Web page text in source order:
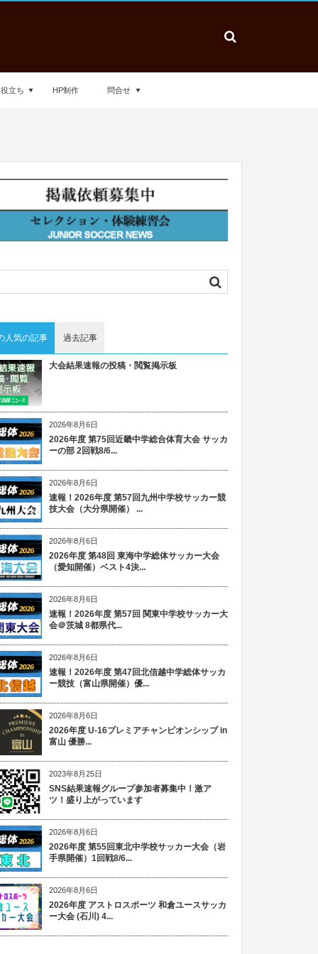
立ち HP制作 問合せ
人気の記事 過去記事
大会結果速報の投稿・閲覧掲示板
2026年8月6日
2026年度 第75回近畿中学総合体育大会 サッカ
ーの部 2回戦8/6...
2026年8月6日
速報！2026年度 第57回九州中学校サッカー競
技大会（大分県開催） ...
2026年8月6日
2026年度 第48回 東海中学総体サッカー大会
（愛知開催）ベスト4決...
2026年8月6日
速報！2026年度 第57回 関東中学校サッカー大
会＠茨城 8都県代...
2026年8月6日
速報！2026年度 第47回北信越中学総体サッカ
ー競技（富山県開催）優...
2026年8月6日
2026年度 U-16プレミアチャンピオンシップ in
富山 優勝...
2023年8月25日
SNS結果速報グループ参加者募集中！激ア
ツ！盛り上がっています
2026年8月6日
2026年度 第55回東北中学校サッカー大会（岩
手県開催）1回戦8/6...
2026年8月6日
2026年度 アストロスポーツ 和倉ユースサッカ
ー大会 (石川) 4...